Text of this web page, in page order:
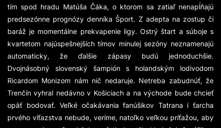
tím spod hradu Matúša Čáka, o ktorom sa zatiaľ nenapĺňajú
predsezónne prognózy denníka Šport. Z adepta na zostup či
baráž je momentálne prekvapenie ligy. Ostrý štart a súboje s
kvartetom najúspešnejších tímov minulej sezóny neznamenajú
automaticky, že ďalšie zápasy budú jednoduchšie.
Dvojnásobný slovenský šampión s holandským lodivodom
Ricardom Monizom nám nič nedaruje. Netreba zabudnúť, že
Trenčín vyhral nedávno v Košiciach a na východe bude chcieť
opäť bodovať. Veľké očakávania fanúšikov Tatrana i ťarcha
prvého víťazstva nebude, veríme, natoľko veľkou príťažou, aby